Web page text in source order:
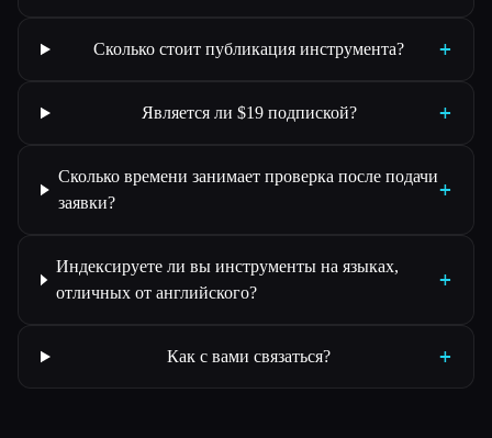
Сколько стоит публикация инструмента? +
Является ли $19 подпиской? +
Сколько времени занимает проверка после подачи
заявки?
+
Индексируете ли вы инструменты на языках,
отличных от английского?
+
Как с вами связаться? +